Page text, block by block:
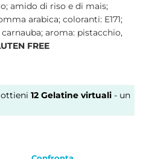
amido di riso e di mais;
arabica; coloranti: E171;
aroma: pistacchio,
FREE
12Gelatine virtuali- un